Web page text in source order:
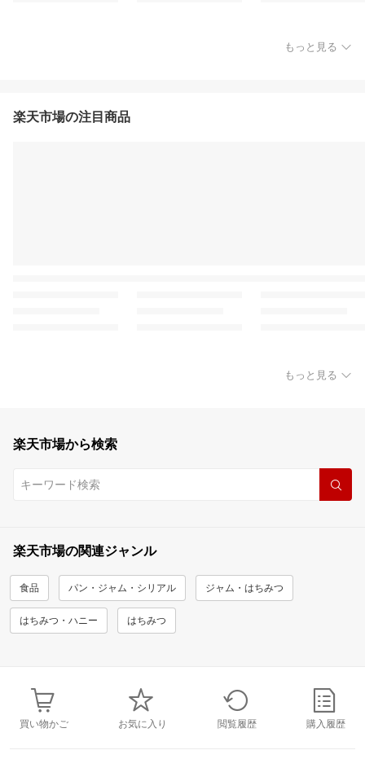
もっと見る
楽天市場の注目商品
もっと見る
楽天市場から検索
楽天市場の関連ジャンル
食品 パン・ジャム・シリアル ジャム・はちみつ
はちみつ・ハニー はちみつ
買い物かご お気に入り 閲覧履歴 購入履歴